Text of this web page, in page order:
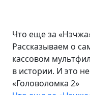
Что еще за
Рассказываем о
кассовом
в истории. И это не
«Головоломка 2»